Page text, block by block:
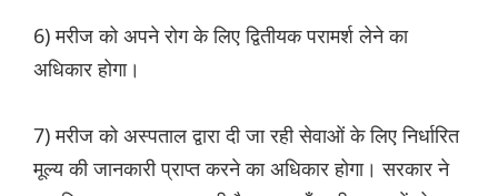
6) मरीज को अपने रोग के लिए द्वितीयक परामर्श लेने का
अधिकार होगा।
7) मरीज को अस्पताल द्वारा दी जा रही सेवाओं के लिए निर्धारित
मूल्य की जानकारी प्राप्त करने का अधिकार होगा। सरकार ने